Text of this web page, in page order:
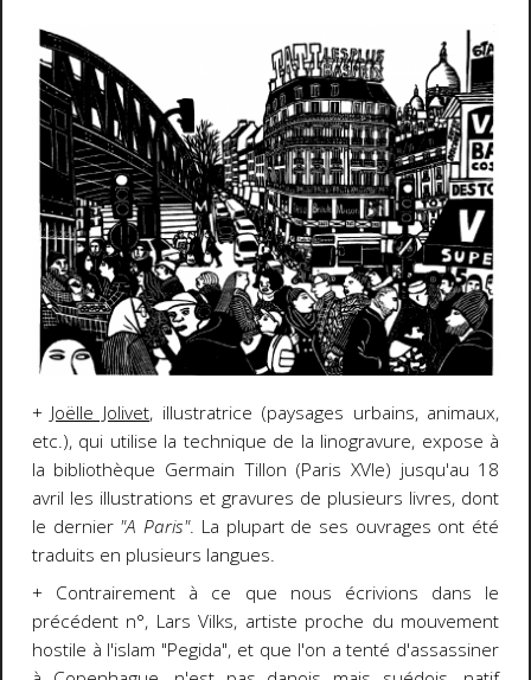
+ Joëlle Jolivet, illustratrice (paysages urbains, animaux,
etc.), qui utilise la technique de la linogravure, expose à
la bibliothèque Germain Tillon (Paris XVIe) jusqu'au 18
avril les illustrations et gravures de plusieurs livres, dont
le dernier "A Paris". La plupart de ses ouvrages ont été
traduits en plusieurs langues.
+ Contrairement à ce que nous écrivions dans le
précédent n°, Lars Vilks, artiste proche du mouvement
hostile à l'islam "Pegida", et que l'on a tenté d'assassiner